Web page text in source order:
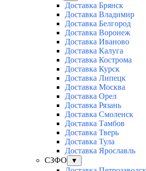
Доставка Брянск
Доставка Владимир
Доставка Белгород
Доставка Воронеж
Доставка Иваново
Доставка Калуга
Доставка Кострома
Доставка Курск
Доставка Липецк
Доставка Москва
Доставка Орел
Доставка Рязань
Доставка Смоленск
Доставка Тамбов
Доставка Тверь
Доставка Тула
Доставка Ярославль
СЗФО
▼